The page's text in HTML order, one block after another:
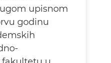
upisnom
godinu